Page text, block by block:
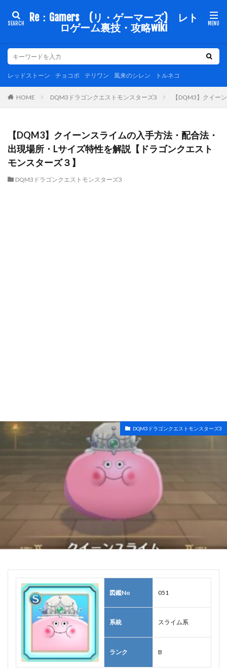
Re：Gamers (リ・ゲーマーズ) レト
ロゲーム裏技・攻略wiki
レッドストーン チョコボ テリワン 風来のシレン トルネコ
HOME DQM3ドラゴンクエストモンスターズ3 【DQM3】クイー
【DQM3】クイーンスライムの入手方法・配合法・
出現場所・Lサイズ特性を解説【ドラゴンクエスト
モンスターズ３】
DQM3ドラゴンクエストモンスターズ3
DQM3ドラゴンクエストモンスターズ3
図鑑No 051
系統 スライム系
ランク B